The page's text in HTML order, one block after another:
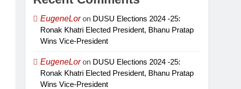
EugeneLoron DUSU Elections 2024 -25:
Ronak Khatri Elected President, Bhanu Pratap
Wins Vice-President
EugeneLoron DUSU Elections 2024 -25:
Ronak Khatri Elected President, Bhanu Pratap
Wins Vice-President